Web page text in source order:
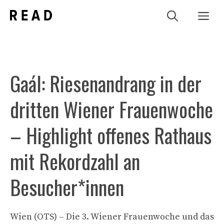
Inhalt
Gaál: Riesenandrang in der
dritten Wiener Frauenwoche
– Highlight offenes Rathaus
mit Rekordzahl an
Besucher*innen
Wien (OTS) – Die 3. Wiener Frauenwoche und das